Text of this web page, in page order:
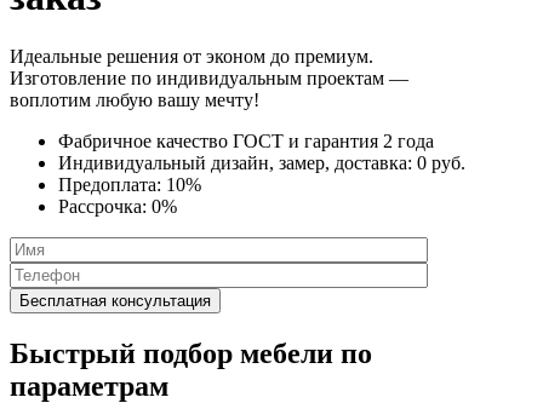
Идеальные решения от эконом до премиум.
Изготовление по индивидуальным проектам —
воплотим любую вашу мечту!
Фабричное качество ГОСТ и гарантия 2 года
Индивидуальный дизайн, замер, доставка: 0 руб.
Предоплата: 10%
Рассрочка: 0%
Быстрый подбор мебели по
параметрам